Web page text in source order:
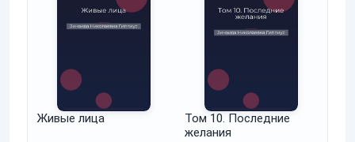
Живые лица
Том 10. Последние
желания